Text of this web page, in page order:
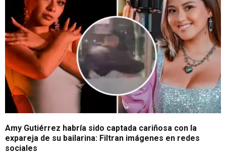
Amy Gutiérrez habría sido captada cariñosa con la
expareja de su bailarina: Filtran imágenes en redes
sociales